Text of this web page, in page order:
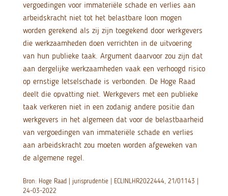
vergoedingen voor immateriële schade en verlies aan
arbeidskracht niet tot het belastbare loon mogen
worden gerekend als zij zijn toegekend door werkgevers
die werkzaamheden doen verrichten in de uitvoering
van hun publieke taak. Argument daarvoor zou zijn dat
aan dergelijke werkzaamheden vaak een verhoogd risico
op ernstige letselschade is verbonden. De Hoge Raad
deelt die opvatting niet. Werkgevers met een publieke
taak verkeren niet in een zodanig andere positie dan
werkgevers in het algemeen dat voor de belastbaarheid
van vergoedingen van immateriële schade en verlies
aan arbeidskracht zou moeten worden afgeweken van
de algemene regel.
Bron: Hoge Raad | jurisprudentie | ECLINLHR2022444, 21/01143 |
24-03-2022